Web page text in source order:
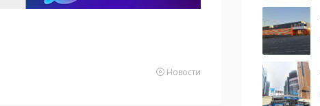
Новости